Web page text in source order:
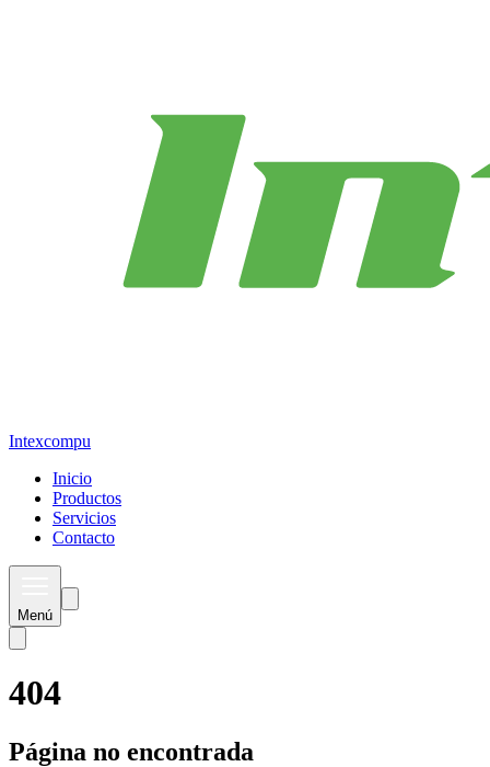
Intexcompu
Inicio
Productos
Servicios
Contacto
Menú
404
Página no encontrada